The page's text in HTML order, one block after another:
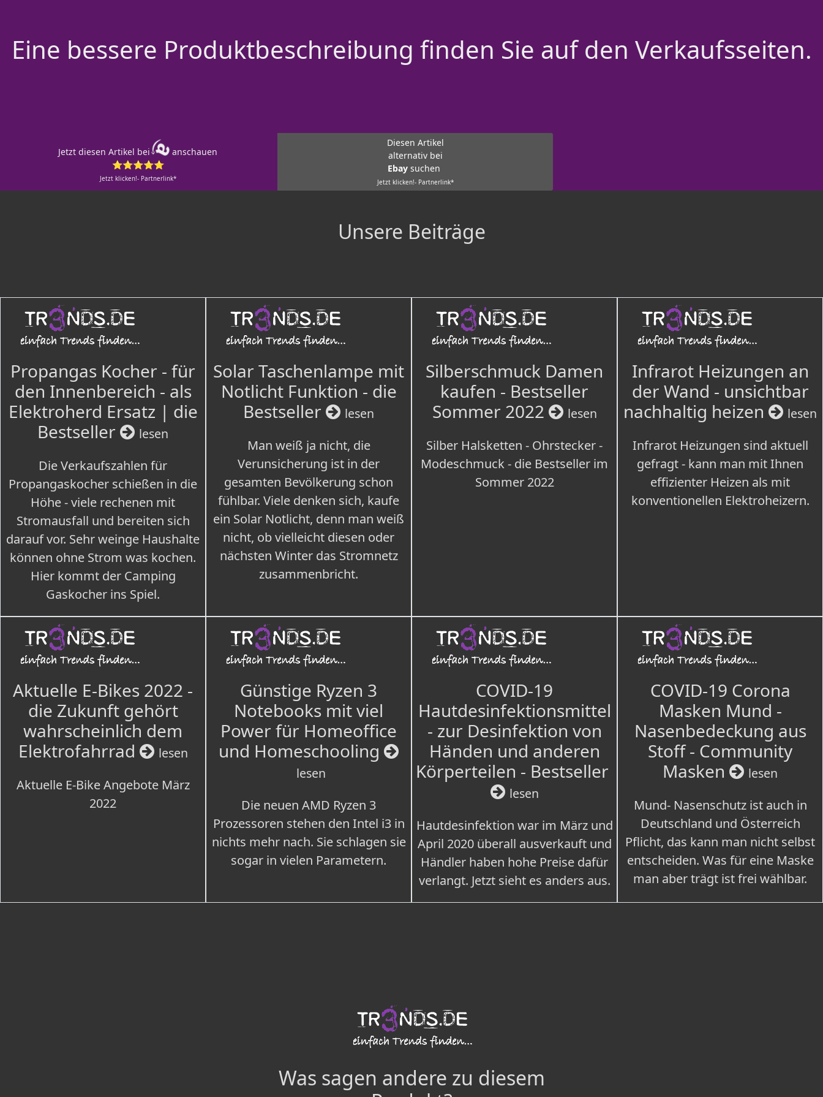
Eine bessere Produktbeschreibung finden Sie auf den Verkaufsseiten.
Jetzt diesen Artikel bei
anschauen
⭐⭐⭐⭐⭐
Jetzt klicken!- Partnerlink*
Diesen Artikel
alternativ bei
Ebay suchen
Jetzt klicken!- Partnerlink*
Unsere Beiträge
Propangas Kocher - für
den Innenbereich - als
Elektroherd Ersatz | die
Bestseller
lesen
Die Verkaufszahlen für
Propangaskocher schießen in die
Höhe - viele rechenen mit
Stromausfall und bereiten sich
darauf vor. Sehr weinge Haushalte
können ohne Strom was kochen.
Hier kommt der Camping
Gaskocher ins Spiel.
Solar Taschenlampe mit
Notlicht Funktion - die
Bestseller
lesen
Man weiß ja nicht, die
Verunsicherung ist in der
gesamten Bevölkerung schon
fühlbar. Viele denken sich, kaufe
ein Solar Notlicht, denn man weiß
nicht, ob vielleicht diesen oder
nächsten Winter das Stromnetz
zusammenbricht.
Silberschmuck Damen
kaufen - Bestseller
Sommer 2022
lesen
Silber Halsketten - Ohrstecker -
Modeschmuck - die Bestseller im
Sommer 2022
Infrarot Heizungen an
der Wand - unsichtbar
nachhaltig heizen
lesen
Infrarot Heizungen sind aktuell
gefragt - kann man mit Ihnen
effizienter Heizen als mit
konventionellen Elektroheizern.
Aktuelle E-Bikes 2022 -
die Zukunft gehört
wahrscheinlich dem
Elektrofahrrad
lesen
Aktuelle E-Bike Angebote März
2022
Günstige Ryzen 3
Notebooks mit viel
Power für Homeoffice
und Homeschooling
lesen
Die neuen AMD Ryzen 3
Prozessoren stehen den Intel i3 in
nichts mehr nach. Sie schlagen sie
sogar in vielen Parametern.
COVID-19
Hautdesinfektionsmittel
- zur Desinfektion von
Händen und anderen
Körperteilen - Bestseller
lesen
Hautdesinfektion war im März und
April 2020 überall ausverkauft und
Händler haben hohe Preise dafür
verlangt. Jetzt sieht es anders aus.
COVID-19 Corona
Masken Mund -
Nasenbedeckung aus
Stoff - Community
Masken
lesen
Mund- Nasenschutz ist auch in
Deutschland und Österreich
Pflicht, das kann man nicht selbst
entscheiden. Was für eine Maske
man aber trägt ist frei wählbar.
Was sagen andere zu diesem